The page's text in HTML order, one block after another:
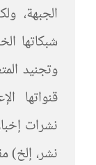
الجبهة،
شبكاتها
وتجنيد
قنواتها
نشرات
نشر، إلخ)